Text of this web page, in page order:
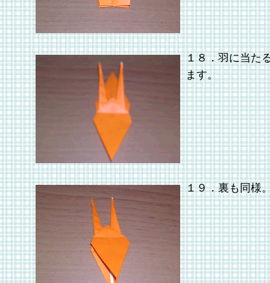
１８．羽に当た
ます。
１９．裏も同様